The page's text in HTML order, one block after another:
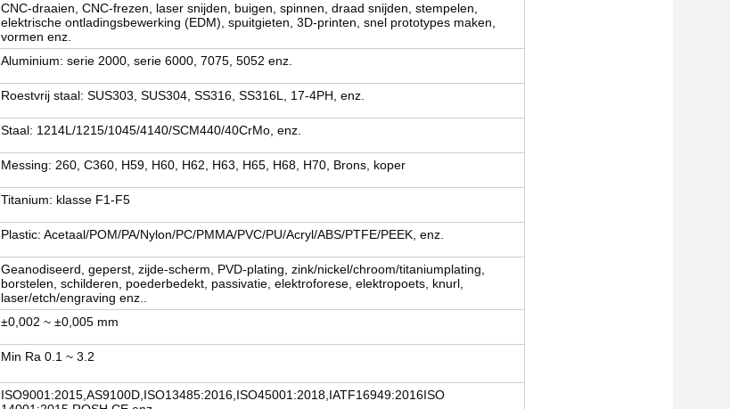
CNC-draaien, CNC-frezen, laser snijden, buigen, spinnen, draad snijden, stempelen,
elektrische ontladingsbewerking (EDM), spuitgieten, 3D-printen, snel prototypes maken,
vormen enz.
Aluminium: serie 2000, serie 6000, 7075, 5052 enz.
Roestvrij staal: SUS303, SUS304, SS316, SS316L, 17-4PH, enz.
Staal: 1214L/1215/1045/4140/SCM440/40CrMo, enz.
Messing: 260, C360, H59, H60, H62, H63, H65, H68, H70, Brons, koper
Titanium: klasse F1-F5
Plastic: Acetaal/POM/PA/Nylon/PC/PMMA/PVC/PU/Acryl/ABS/PTFE/PEEK, enz.
Geanodiseerd, geperst, zijde-scherm, PVD-plating, zink/nickel/chroom/titaniumplating,
borstelen, schilderen, poederbedekt, passivatie, elektroforese, elektropoets, knurl,
laser/etch/engraving enz..
±0,002 ~ ±0,005 mm
Min Ra 0.1 ~ 3.2
ISO9001:2015,AS9100D,ISO13485:2016,ISO45001:2018,IATF16949:2016ISO